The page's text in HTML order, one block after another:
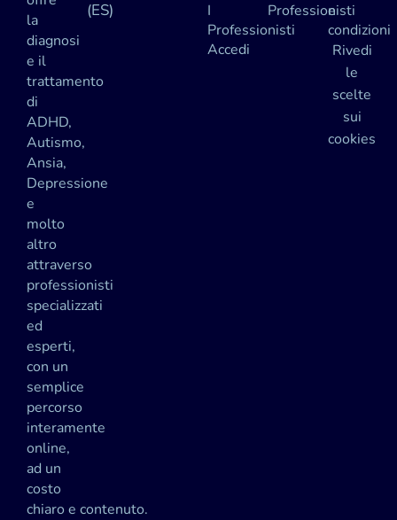
la
diagnosi
e il
trattamento
di
ADHD,
Autismo,
Ansia,
Depressione
e
molto
altro
attraverso
professionisti
specializzati
ed
esperti,
con un
semplice
percorso
interamente
online,
ad un
costo
chiaro e contenuto.
(ES)
I
Professionisti
Accedi
Professionisti
e
condizioni
Rivedi
le
scelte
sui
cookies